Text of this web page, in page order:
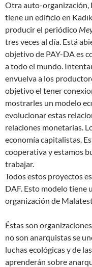
Otra auto-organización,
tiene un edificio en
producir el periódico
tres veces al día. Está
objetivo de PAY-DA es
a todo el mundo.
envuelva a los
objetivo el tener
mostrarles un modelo
evolucionar estas
relaciones monetarias.
economía capitalistas.
cooperativa y estamos
trabajar.
Todos estos proyectos
DAF. Esto modelo tiene
organización de
Éstas son
no son anarquistas se
luchas ecológicas y de
aprenderán sobre